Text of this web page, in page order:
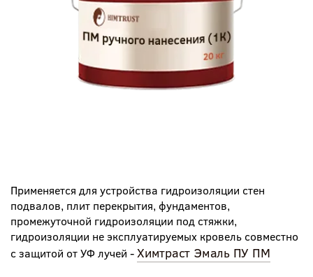
Применяется для устройства гидроизоляции стен
подвалов, плит перекрытия, фундаментов,
промежуточной гидроизоляции под стяжки,
гидроизоляции не эксплуатируемых кровель совместно
с защитой от УФ лучей -Химтраст Эмаль ПУ ПМ